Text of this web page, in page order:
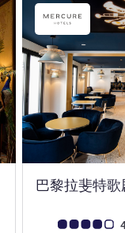
巴黎拉斐特
客户意见评级